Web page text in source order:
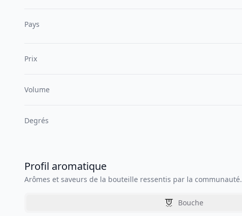
Pays
Prix
Volume
Degrés
Profil aromatique
Arômes et saveurs de la bouteille ressentis par la communauté.
Bouche